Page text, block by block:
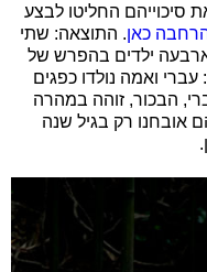
סיכוייהם החליטו לבצע
כאן. התוצאה: שתי
ארבעה ילדים בהפרש של
ואמה נולדו כפגים
אליס וקלרה בשבוע 35. עברי, הבכור, זוהה במהרה
אובחנו רק בגיל שנה